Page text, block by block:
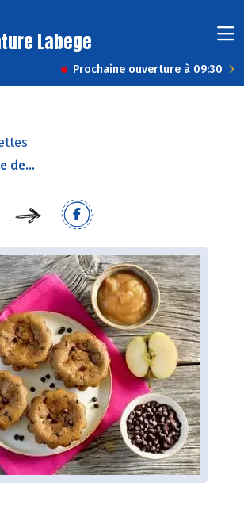
Labege
Prochaine ouverture à 09:30
de...